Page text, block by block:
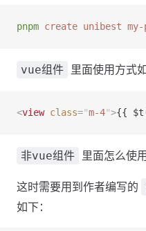
pnpm create unibest
vue组件 里面使用方式如
<view class="m-4">{{
非vue组件 里面怎么使
这时需要用到作者编写的
如下：